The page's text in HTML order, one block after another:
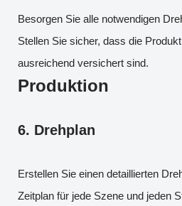
Besorgen Sie alle notwendigen
Stellen Sie sicher, dass die
ausreichend versichert sind.
Produktion
6. Drehplan
Erstellen Sie einen detaillierten
Zeitplan für jede Szene und jeden